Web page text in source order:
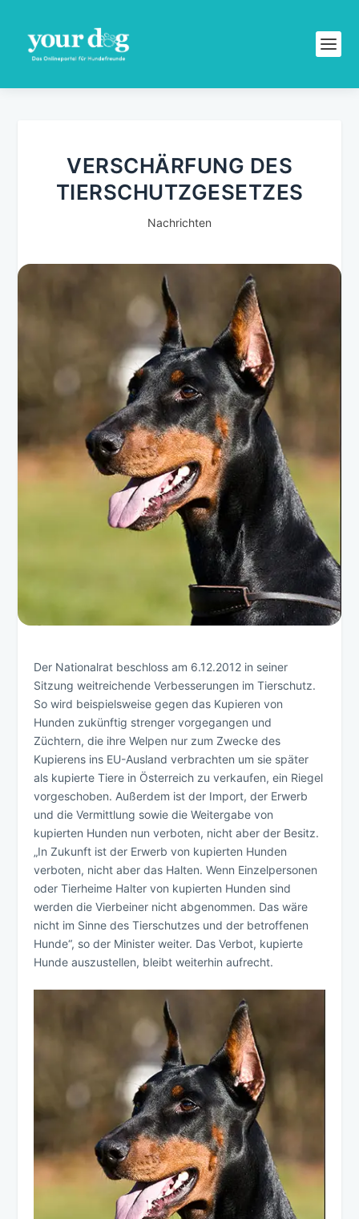
VERSCHÄRFUNG DES
TIERSCHUTZGESETZES
Nachrichten
Der Nationalrat beschloss am 6.12.2012 in seiner
Sitzung weitreichende Verbesserungen im Tierschutz.
So wird beispielsweise gegen das Kupieren von
Hunden zukünftig strenger vorgegangen und
Züchtern, die ihre Welpen nur zum Zwecke des
Kupierens ins EU-Ausland verbrachten um sie später
als kupierte Tiere in Österreich zu verkaufen, ein Riegel
vorgeschoben. Außerdem ist der Import, der Erwerb
und die Vermittlung sowie die Weitergabe von
kupierten Hunden nun verboten, nicht aber der Besitz.
„In Zukunft ist der Erwerb von kupierten Hunden
verboten, nicht aber das Halten. Wenn Einzelpersonen
oder Tierheime Halter von kupierten Hunden sind
werden die Vierbeiner nicht abgenommen. Das wäre
nicht im Sinne des Tierschutzes und der betroffenen
Hunde“, so der Minister weiter. Das Verbot, kupierte
Hunde auszustellen, bleibt weiterhin aufrecht.